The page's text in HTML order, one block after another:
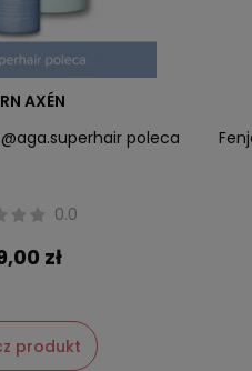
AXÉN
poleca
0.0
zł
produkt